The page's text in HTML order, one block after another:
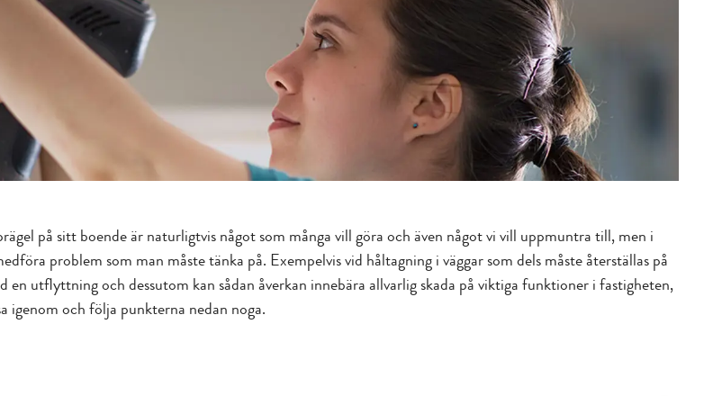
på sitt boende är naturligtvis något som många vill göra och även något vi vill uppmuntra till, men i
problem som man måste tänka på. Exempelvis vid håltagning i väggar som dels måste återställas på
en utflyttning och dessutom kan sådan åverkan innebära allvarlig skada på viktiga funktioner i fastigheten,
igenom och följa punkterna nedan noga.